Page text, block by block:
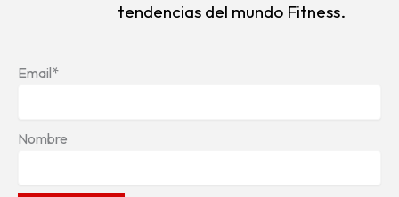
tendencias del mundo Fitness.
Email*
Nombre